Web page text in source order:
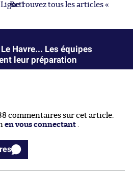
1
Retrouvez tous les articles «
Havre... Les équipes
leur préparation
commentaires sur cet article.
en vous connectant